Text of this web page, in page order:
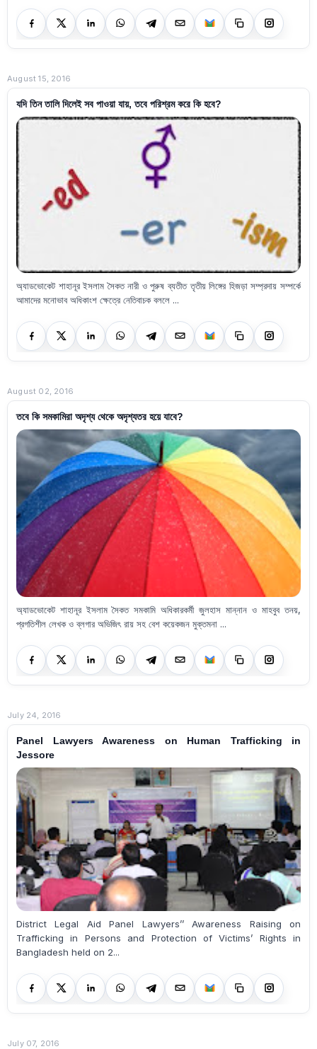
August 15, 2016
যদি তিন তালি দিলেই সব পাওয়া যায়, তবে পরিশ্রম করে কি হবে?
অ্যাডভোকেট শাহানূর ইসলাম সৈকত নারী ও পুরুষ ব্যতীত তৃতীয় লিঙ্গের হিজড়া সম্প্রদায় সম্পর্কে
আমাদের মনোভাব অধিকাংশ ক্ষেত্রে নেতিবাচক বললে ...
August 02, 2016
তবে কি সমকামিরা অদৃশ্য থেকে অদৃশ্যতর হয়ে যাবে?
অ্যাডভোকেট শাহানূর ইসলাম সৈকত সমকামি অধিকারকর্মী জুলহাস মান্নান ও মাহবুব তনয়,
প্রগতিশীল লেখক ও ব্লগার অভিজিৎ রায় সহ বেশ কয়েকজন মুক্তমনা ...
July 24, 2016
Panel Lawyers Awareness on Human Trafficking in
Jessore
District Legal Aid Panel Lawyers’’ Awareness Raising on
Trafficking in Persons and Protection of Victims’ Rights in
Bangladesh held on 2...
July 07, 2016